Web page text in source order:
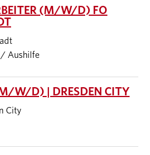
(M/W/D) FO
Aushilfe
W/D) | DRESDEN CITY
City